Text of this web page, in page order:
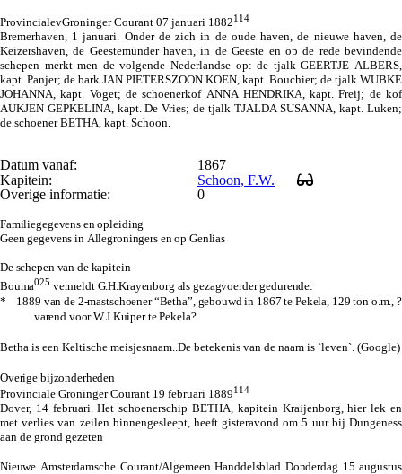
ProvincialevGroninger Courant 07 januari 1882114
Bremerhaven, 1 januari. Onder de zich in de oude haven, de nieuwe haven, de
Keizershaven, de Geestemünder haven, in de Geeste en op de rede bevindende
schepen merkt men de volgende Nederlandse op: de tjalk GEERTJE ALBERS,
kapt. Panjer; de bark JAN PIETERSZOON KOEN, kapt. Bouchier; de tjalk WUBKE
JOHANNA, kapt. Voget; de schoenerkof ANNA HENDRIKA, kapt. Freij; de kof
AUKJEN GEPKELINA, kapt. De Vries; de tjalk TJALDA SUSANNA, kapt. Luken;
de schoener BETHA, kapt. Schoon.
Datum vanaf:
1867
Kapitein:
Schoon, F.W.
Overige informatie:
0
Familiegegevens en opleiding
Geen gegevens in Allegroningers en op Genlias
De schepen van de kapitein
Bouma025 vermeldt G.H.Krayenborg als gezagvoerder gedurende:
* 1889 van de 2-mastschoener “Betha”, gebouwd in 1867 te Pekela, 129 ton o.m., ?
varend voor W.J.Kuiper te Pekela?.
Betha is een Keltische meisjesnaam..De betekenis van de naam is `leven`. (Google)
Overige bijzonderheden
Provinciale Groninger Courant 19 februari 1889114
Dover, 14 februari. Het schoenerschip BETHA, kapitein Kraijenborg, hier lek en
met verlies van zeilen binnengesleept, heeft gisteravond om 5 uur bij Dungeness
aan de grond gezeten
Nieuwe Amsterdamsche Courant/Algemeen Handdelsblad Donderdag 15 augustus